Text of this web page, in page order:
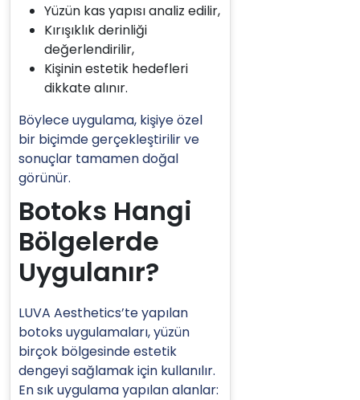
Yüzün kas yapısı analiz edilir,
Kırışıklık derinliği
değerlendirilir,
Kişinin estetik hedefleri
dikkate alınır.
Böylece uygulama, kişiye özel
bir biçimde gerçekleştirilir ve
sonuçlar tamamen doğal
görünür.
Botoks Hangi
Bölgelerde
Uygulanır?
LUVA Aesthetics’te yapılan
botoks uygulamaları, yüzün
birçok bölgesinde estetik
dengeyi sağlamak için kullanılır.
En sık uygulama yapılan alanlar: